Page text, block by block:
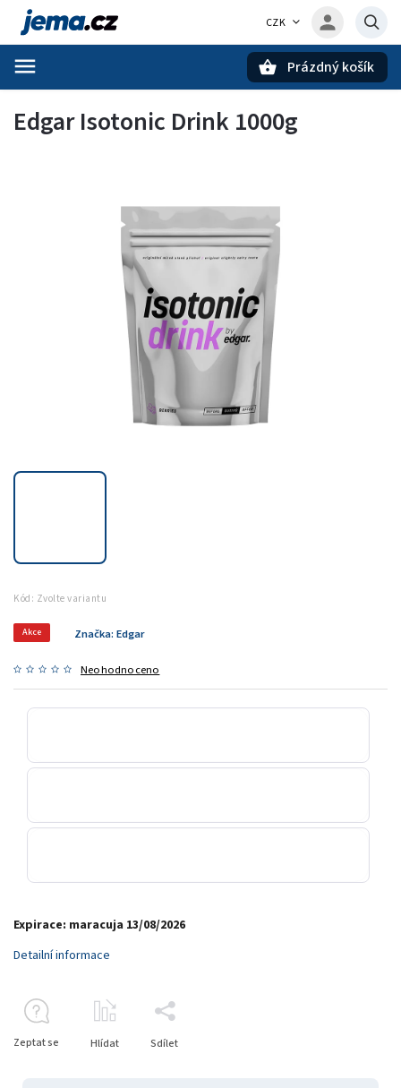
CZK
Prázdný košík
Edgar Isotonic Drink 1000g
Kód: Zvolte variantu
Akce
Neohodnoceno
Značka: Edgar
Expirace: maracuja 13/08/2026
Detailní informace
Zeptat se Hlídat Sdílet